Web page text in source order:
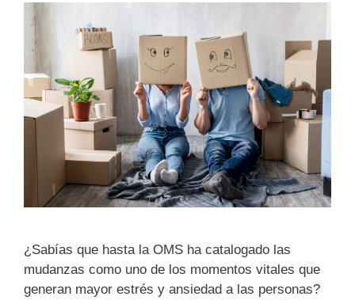
¿Sabías que hasta la OMS ha catalogado las
mudanzas como uno de los momentos vitales que
generan mayor estrés y ansiedad a las personas?